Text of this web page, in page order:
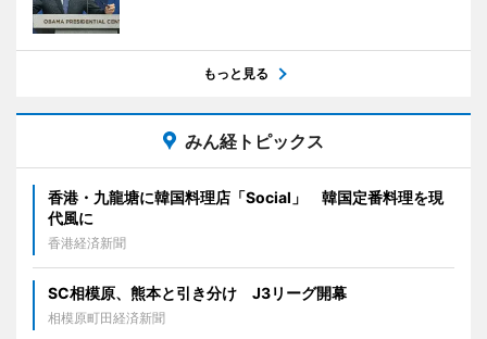
もっと見る
みん経トピックス
香港・九龍塘に韓国料理店「Social」 韓国定番料理を現
代風に
香港経済新聞
SC相模原、熊本と引き分け J3リーグ開幕
相模原町田経済新聞